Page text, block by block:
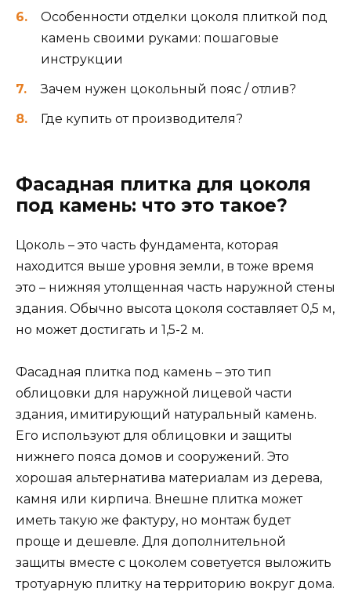
Особенности отделки цоколя плиткой под
камень своими руками: пошаговые
инструкции
Зачем нужен цокольный пояс / отлив?
Где купить от производителя?
Фасадная плитка для цоколя
под камень: что это такое?
Цоколь – это часть фундамента, которая
находится выше уровня земли, в тоже время
это – нижняя утолщенная часть наружной стены
здания. Обычно высота цоколя составляет 0,5 м,
но может достигать и 1,5-2 м.
Фасадная плитка под камень – это тип
облицовки для наружной лицевой части
здания, имитирующий натуральный камень.
Его используют для облицовки и защиты
нижнего пояса домов и сооружений. Это
хорошая альтернатива материалам из дерева,
камня или кирпича. Внешне плитка может
иметь такую же фактуру, но монтаж будет
проще и дешевле. Для дополнительной
защиты вместе с цоколем советуется выложить
тротуарную плитку на территорию вокруг дома.